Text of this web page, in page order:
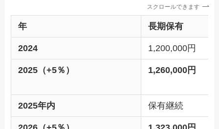
スクロールできます
年 長期保有
2024 1,200,000円
2025（+5％） 1,260,000円
2025年内 保有継続